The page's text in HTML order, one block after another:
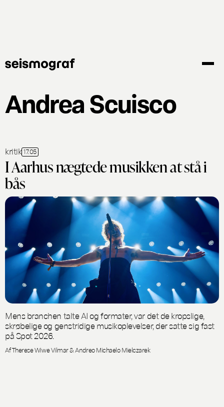
Andrea Scuisco
kritik 17.05
I Aarhus nægtede musikken at stå i
bås
Mens branchen talte AI og formater, var det de kropslige,
skrøbelige og genstridige musikoplevelser, der satte sig fast
på Spot 2026.
Af Therese Wiwe Vilmar & Andreo Michaelo Mielczarek